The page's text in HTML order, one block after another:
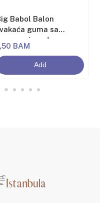
Babol Balon
guma sa
aromom jagode
BAM
Add